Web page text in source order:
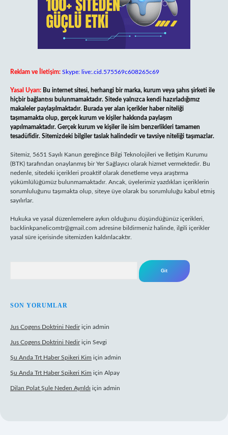
Reklam ve İletişim: Skype: live:.cid.575569c608265c69
Yasal Uyarı: Bu internet sitesi, herhangi bir marka, kurum veya şahıs şirketi ile
hiçbir bağlantısı bulunmamaktadır. Sitede yalnızca kendi hazırladığımız
makaleler paylaşılmaktadır. Burada yer alan içerikler haber niteliği
taşımamakta olup, gerçek kurum ve kişiler hakkında paylaşım
yapılmamaktadır. Gerçek kurum ve kişiler ile isim benzerlikleri tamamen
tesadüfidir. Sitemizdeki bilgiler taslak halindedir ve tavsiye niteliği taşımazlar.
Sitemiz, 5651 Sayılı Kanun gereğince Bilgi Teknolojileri ve İletişim Kurumu
(BTK) tarafından onaylanmış bir Yer Sağlayıcı olarak hizmet vermektedir. Bu
nedenle, sitedeki içerikleri proaktif olarak denetleme veya araştırma
yükümlülüğümüz bulunmamaktadır. Ancak, üyelerimiz yazdıkları içeriklerin
sorumluluğunu taşımakta olup, siteye üye olarak bu sorumluluğu kabul etmiş
sayılırlar.
Hukuka ve yasal düzenlemelere aykırı olduğunu düşündüğünüz içerikleri,
backlinkpanelicomtr@gmail.com adresine bildirmeniz halinde, ilgili içerikler
yasal süre içerisinde sitemizden kaldırılacaktır.
SON YORUMLAR
Jus Cogens Doktrini Nediriçin admin
Jus Cogens Doktrini Nediriçin Sevgi
Şu Anda Trt Haber Spikeri Kim için admin
Şu Anda Trt Haber Spikeri Kim için Alpay
Dilan Polat Şule Neden Ayrıldı için admin